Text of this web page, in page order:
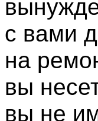
с вами
на
вы
вы не